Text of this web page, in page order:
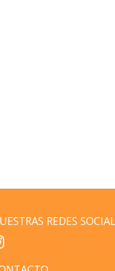
REDES